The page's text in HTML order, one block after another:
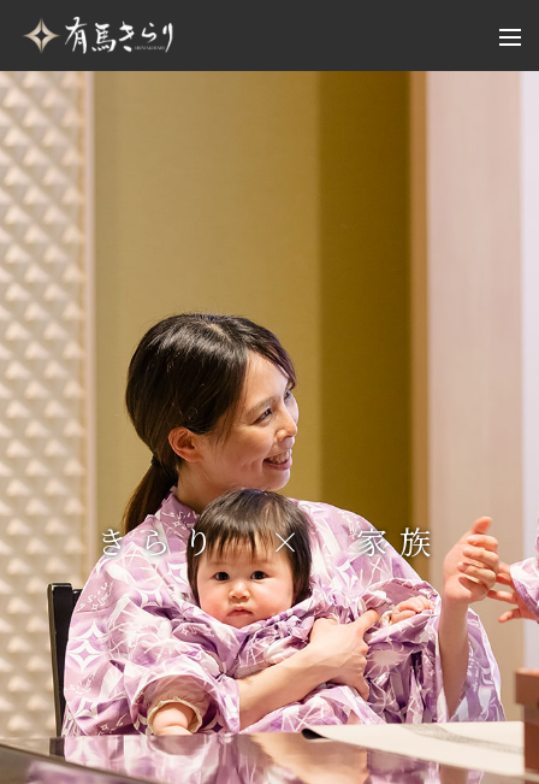
きらり × 家族